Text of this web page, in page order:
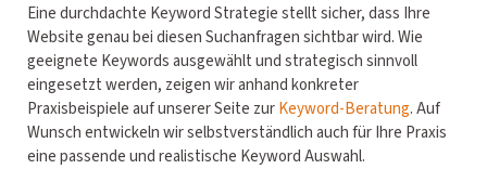
Eine durchdachte Keyword Strategie stellt sicher, dass Ihre
Website genau bei diesen Suchanfragen sichtbar wird. Wie
geeignete Keywords ausgewählt und strategisch sinnvoll
eingesetzt werden, zeigen wir anhand konkreter
Praxisbeispiele auf unserer Seite zurKeyword-Beratung. Auf
Wunsch entwickeln wir selbstverständlich auch für Ihre Praxis
eine passende und realistische Keyword Auswahl.